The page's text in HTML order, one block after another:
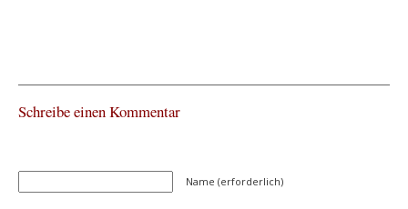
Schreibe einen Kommentar
Name (erforderlich)